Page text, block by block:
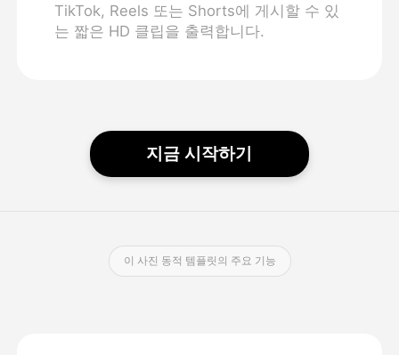
TikTok, Reels 또는 Shorts에 게시할 수 있
는 짧은 HD 클립을 출력합니다.
지금 시작하기
이 사진 동적 템플릿의 주요 기능